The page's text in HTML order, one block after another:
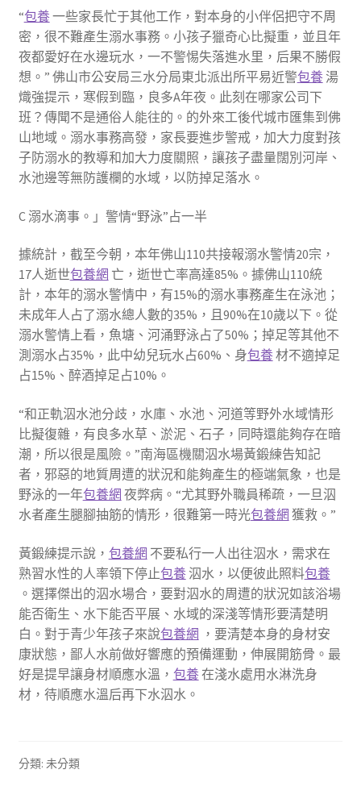
“包養一些家長忙于其他工作，對本身的小伴侶把守不周
密，很不難產生溺水事務。小孩子獵奇心比擬重，並且年
夜都愛好在水邊玩水，一不警惕失落進水里，后果不勝假
想。” 佛山市公安局三水分局東北派出所平易近警包養湯
熾強提示，寒假到臨，良多A年夜。此刻在哪家公司下
班？傳聞不是通俗人能往的。的外來工後代城市匯集到佛
山地域。溺水事務高發，家長要進步警戒，加大力度對孩
子防溺水的教導和加大力度關照，讓孩子盡量闊別河岸、
水池邊等無防護欄的水域，以防掉足落水。
C 溺水滴事。」警情“野泳”占一半
據統計，截至今朝，本年佛山110共接報溺水警情20宗，
17人逝世包養網 亡，逝世亡率高達85%。據佛山110統
計，本年的溺水警情中，有15%的溺水事務產生在泳池；
未成年人占了溺水總人數的35%，且90%在10歲以下。從
溺水警情上看，魚塘、河涌野泳占了50%；掉足等其他不
測溺水占35%，此中幼兒玩水占60%、身包養材不適掉足
占15%、醉酒掉足占10%。
“和正軌泅水池分歧，水庫、水池、河道等野外水域情形
比擬復雜，有良多水草、淤泥、石子，同時還能夠存在暗
潮，所以很是風險。”南海區機關泅水場黃鍛練告知記
者，邪惡的地質周遭的狀況和能夠產生的極端氣象，也是
野泳的一年包養網 夜弊病。“尤其野外職員稀疏，一旦泅
水者產生腿腳抽筋的情形，很難第一時光包養網 獲救。”
黃鍛練提示說， 包養網 不要私行一人出往泅水，需求在
熟習水性的人率領下停止包養泅水，以便彼此照料包養
。選擇傑出的泅水場合，要對泅水的周遭的狀況如該浴場
能否衛生、水下能否平展、水域的深淺等情形要清楚明
白。對于青少年孩子來說包養網 ，要清楚本身的身材安
康狀態，鄙人水前做好響應的預備運動，伸展開筋骨。最
好是提早讓身材順應水溫， 包養在淺水處用水淋洗身
材，待順應水溫后再下水泅水。
分類: 未分類